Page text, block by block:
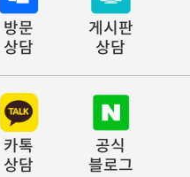
방문
상담
게시판
상담
카톡
상담
공식
블로그